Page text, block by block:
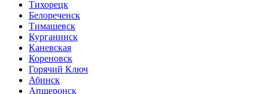
Тихорецк
Белореченск
Тимашевск
Курганинск
Каневская
Кореновск
Горячий Ключ
Абинск
Апшеронск